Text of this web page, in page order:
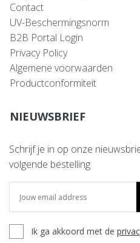
Contact
UV-Beschermingsnorm
B2B Portal Login
Privacy Policy
Algemene voorwaarden
Productconformiteit
NIEUWSBRIEF
Schrijf je in op onze
volgende bestelling
Ik ga akkoord met de